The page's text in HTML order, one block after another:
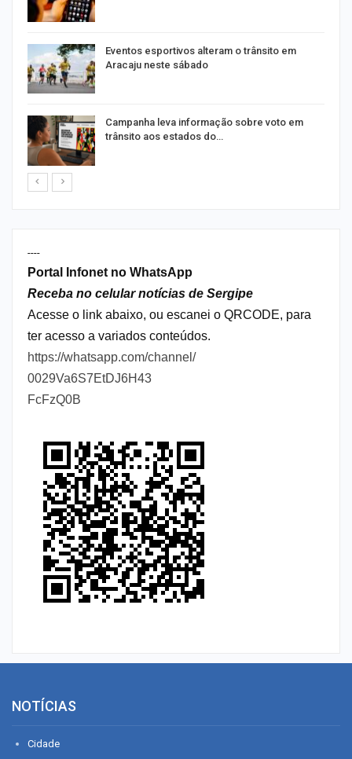
Eventos esportivos alteram o trânsito em
Aracaju neste sábado
Campanha leva informação sobre voto em
trânsito aos estados do…
----
Portal Infonet no WhatsApp
Receba no celular notícias de Sergipe
Acesse o link abaixo, ou escanei o QRCODE, para
ter acesso a variados conteúdos.
https://whatsapp.com/channel/
0029Va6S7EtDJ6H43
FcFzQ0B
NOTÍCIAS
Cidade